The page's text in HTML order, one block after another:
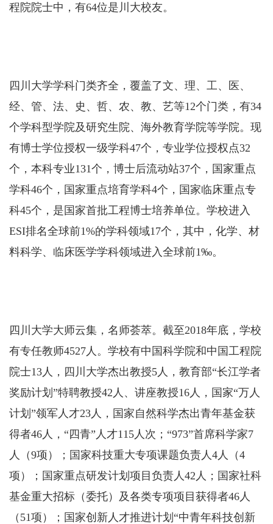
程院院士中，有64位是川大校友。
四川大学学科门类齐全，覆盖了文、理、工、医、
经、管、法、史、哲、农、教、艺等12个门类，有34
个学科型学院及研究生院、海外教育学院等学院。现
有博士学位授权一级学科47个，专业学位授权点32
个，本科专业131个，博士后流动站37个，国家重点
学科46个，国家重点培育学科4个，国家临床重点专
科45个，是国家首批工程博士培养单位。学校进入
ESI排名全球前1%的学科领域17个，其中，化学、材
料科学、临床医学学科领域进入全球前1‰。
四川大学大师云集，名师荟萃。截至2018年底，学校
有专任教师4527人。学校有中国科学院和中国工程院
院士13人，四川大学杰出教授5人，教育部“长江学者
奖励计划”特聘教授42人、讲座教授16人，国家“万人
计划”领军人才23人，国家自然科学杰出青年基金获
得者46人，“四青”人才115人次；“973”首席科学家7
人（9项）；国家科技重大专项课题负责人4人（4
项）；国家重点研发计划项目负责人42人；国家社科
基金重大招标（委托）及各类专项项目获得者46人
（51项）；国家创新人才推进计划“中青年科技创新